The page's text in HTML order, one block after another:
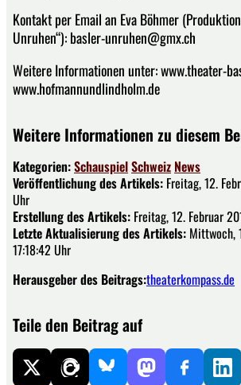
Kontakt per Email an Eva Böhmer
Unruhen“): basler-unruhen@gmx.ch
Weitere Informationen unter: www.theater-
www.hofmannundlindholm.de
Weitere Informationen zu diesem
Kategorien:SchauspielSchweiz News
Veröffentlichung des Artikels: Freitag, 12.
Uhr
Erstellung des Artikels: Freitag, 12. Februar
Letzte Aktualisierung des Artikels: Mittwoch,
17:18:42 Uhr
Herausgeber des Beitrags:theaterkompass.de
Teile den Beitrag auf